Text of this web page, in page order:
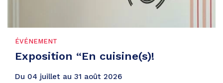
ÉVÉNEMENT
Exposition “En cuisine(s)!
Du 04 juillet au 31 août 2026